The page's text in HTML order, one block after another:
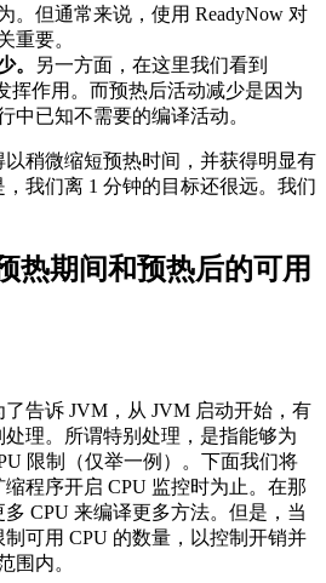
。但通常来说，使用 ReadyNow 对
重要。
。
另一方面，在这里我们看到
挥作用。而预热后活动减少是因为
中已知不需要的编译活动。
以稍微缩短预热时间，并获得明显有
我们离 1 分钟的目标还很远。我们
热期间和预热后的可用
告诉 JVM，从 JVM 启动开始，有
理。所谓特别处理，是指能够为
限制（仅举一例）。下面我们将
程序开启 CPU 监控时为止。在那
CPU 来编译更多方法。但是，当
可用 CPU 的数量，以控制开销并
围内。